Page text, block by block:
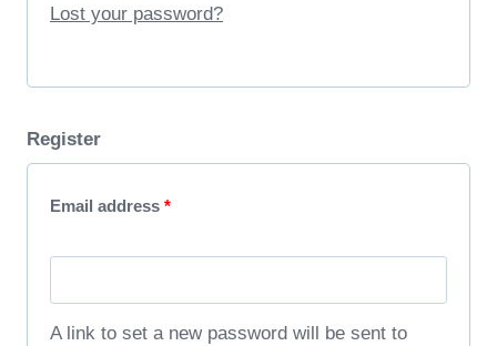
d
Lost your password?
Register
Email address *R
A link to set a new password will be sent to